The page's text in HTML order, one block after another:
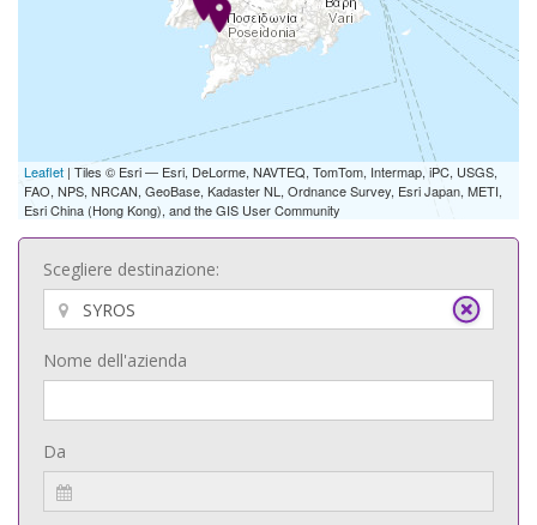
Leaflet | Tiles © Esri — Esri, DeLorme, NAVTEQ, TomTom, Intermap, iPC, USGS,
FAO, NPS, NRCAN, GeoBase, Kadaster NL, Ordnance Survey, Esri Japan, METI,
Esri China (Hong Kong), and the GIS User Community
Scegliere destinazione:
Nome dell'azienda
Da